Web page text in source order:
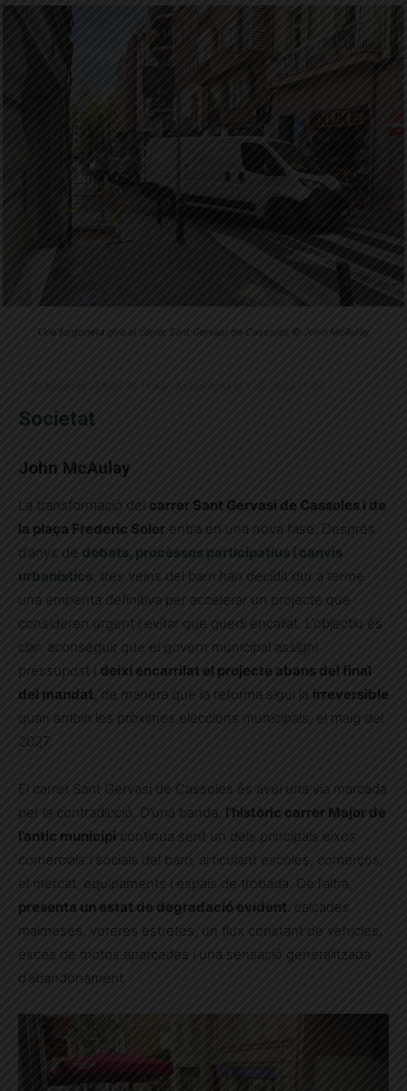
Una furgoneta gira al carrer Sant Gervasi de Cassoles © John McAulay
Societat
John McAulay
La transformació del carrer Sant Gervasi de Cassoles i de
la plaça Frederic Soler entra en una nova fase. Després
d’anys de debats, processos participatius i canvis
urbanístics , tres veïns del barri han decidit dur a terme
una empenta definitiva per accelerar un projecte que
consideren urgent i evitar que quedi encallat. L’objectiu és
clar: aconseguir que el govern municipal assigni
pressupost i deixi encarrilat el projecte abans del final
del mandat , de manera que la reforma sigui ja irreversible
quan arribin les pròximes eleccions municipals, el maig del
2027.
El carrer Sant Gervasi de Cassoles és avui una via marcada
per la contradicció. D’una banda, l’històric carrer Major de
l’antic municipi continua sent un dels principals eixos
comercials i socials del barri, articulant escoles, comerços,
el mercat, equipaments i espais de trobada. De l’altra,
presenta un estat de degradació evident: calçades
malmeses, voreres estretes, un flux constant de vehicles,
excés de motos aparcades i una sensació generalitzada
d’abandonament.